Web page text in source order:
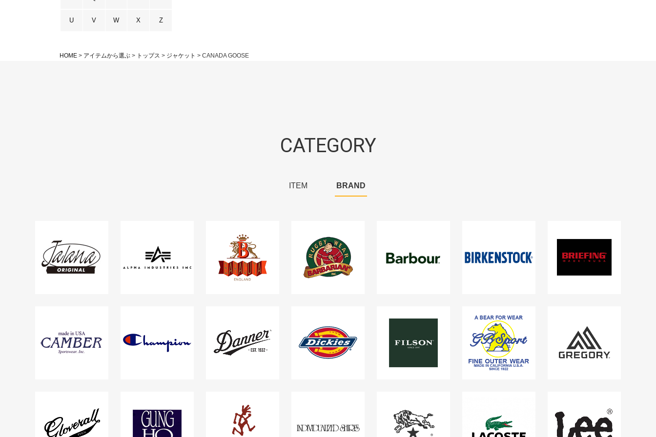
U V W X Z
HOME アイテムから選ぶ トップス ジャケット CANADA GOOSE
CATEGORY
ITEM BRAND